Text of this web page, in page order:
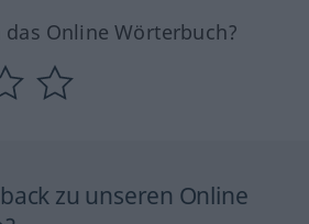
Online Wörterbuch?
zu unseren Online